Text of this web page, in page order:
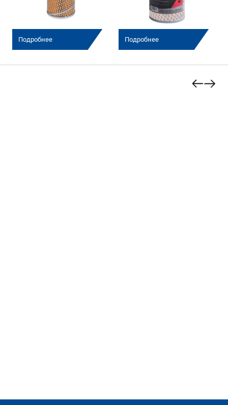
Подробнее Подробнее